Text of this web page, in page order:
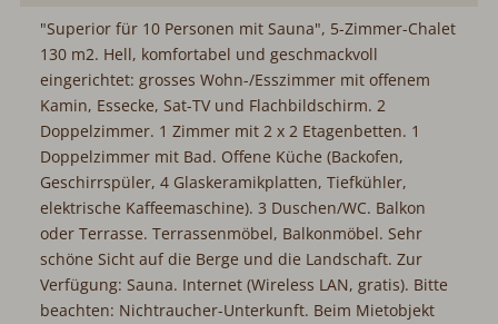
"Superior für 10 Personen mit Sauna", 5-Zimmer-Chalet
130 m2. Hell, komfortabel und geschmackvoll eingerichtet:
grosses Wohn-/Esszimmer mit offenem Kamin, Essecke,
Sat-TV und Flachbildschirm. 2 Doppelzimmer. 1 Zimmer mit
2 x 2 Etagenbetten. 1 Doppelzimmer mit Bad. Offene
Küche (Backofen, Geschirrspüler, 4 Glaskeramikplatten,
Tiefkühler, elektrische Kaffeemaschine). 3 Duschen/WC.
Balkon oder Terrasse. Terrassenmöbel, Balkonmöbel. Sehr
schöne Sicht auf die Berge und die Landschaft. Zur
Verfügung: Sauna. Internet (Wireless LAN, gratis). Bitte
beachten: Nichtraucher-Unterkunft. Beim Mietobjekt
handelt es sich um ein Typenhaus bzw. Um eine